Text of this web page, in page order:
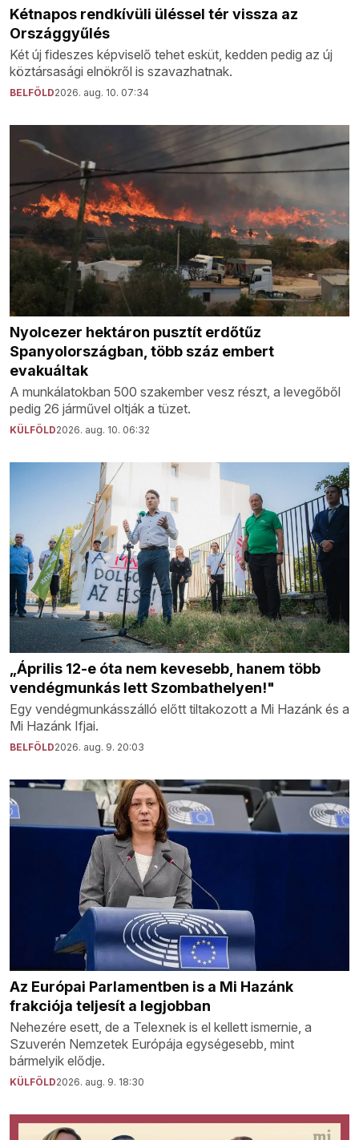
Kétnapos rendkívüli üléssel tér vissza az
Országgyűlés
Két új fideszes képviselő tehet esküt, kedden pedig az új
köztársasági elnökről is szavazhatnak.
BELFÖLD2026. aug. 10. 07:34
Nyolcezer hektáron pusztít erdőtűz
Spanyolországban, több száz embert
evakuáltak
A munkálatokban 500 szakember vesz részt, a levegőből
pedig 26 járművel oltják a tüzet.
KÜLFÖLD2026. aug. 10. 06:32
„Április 12-e óta nem kevesebb, hanem több
vendégmunkás lett Szombathelyen!"
Egy vendégmunkásszálló előtt tiltakozott a Mi Hazánk és a
Mi Hazánk Ifjai.
BELFÖLD2026. aug. 9. 20:03
Az Európai Parlamentben is a Mi Hazánk
frakciója teljesít a legjobban
Nehezére esett, de a Telexnek is el kellett ismernie, a
Szuverén Nemzetek Európája egységesebb, mint
bármelyik elődje.
KÜLFÖLD2026. aug. 9. 18:30